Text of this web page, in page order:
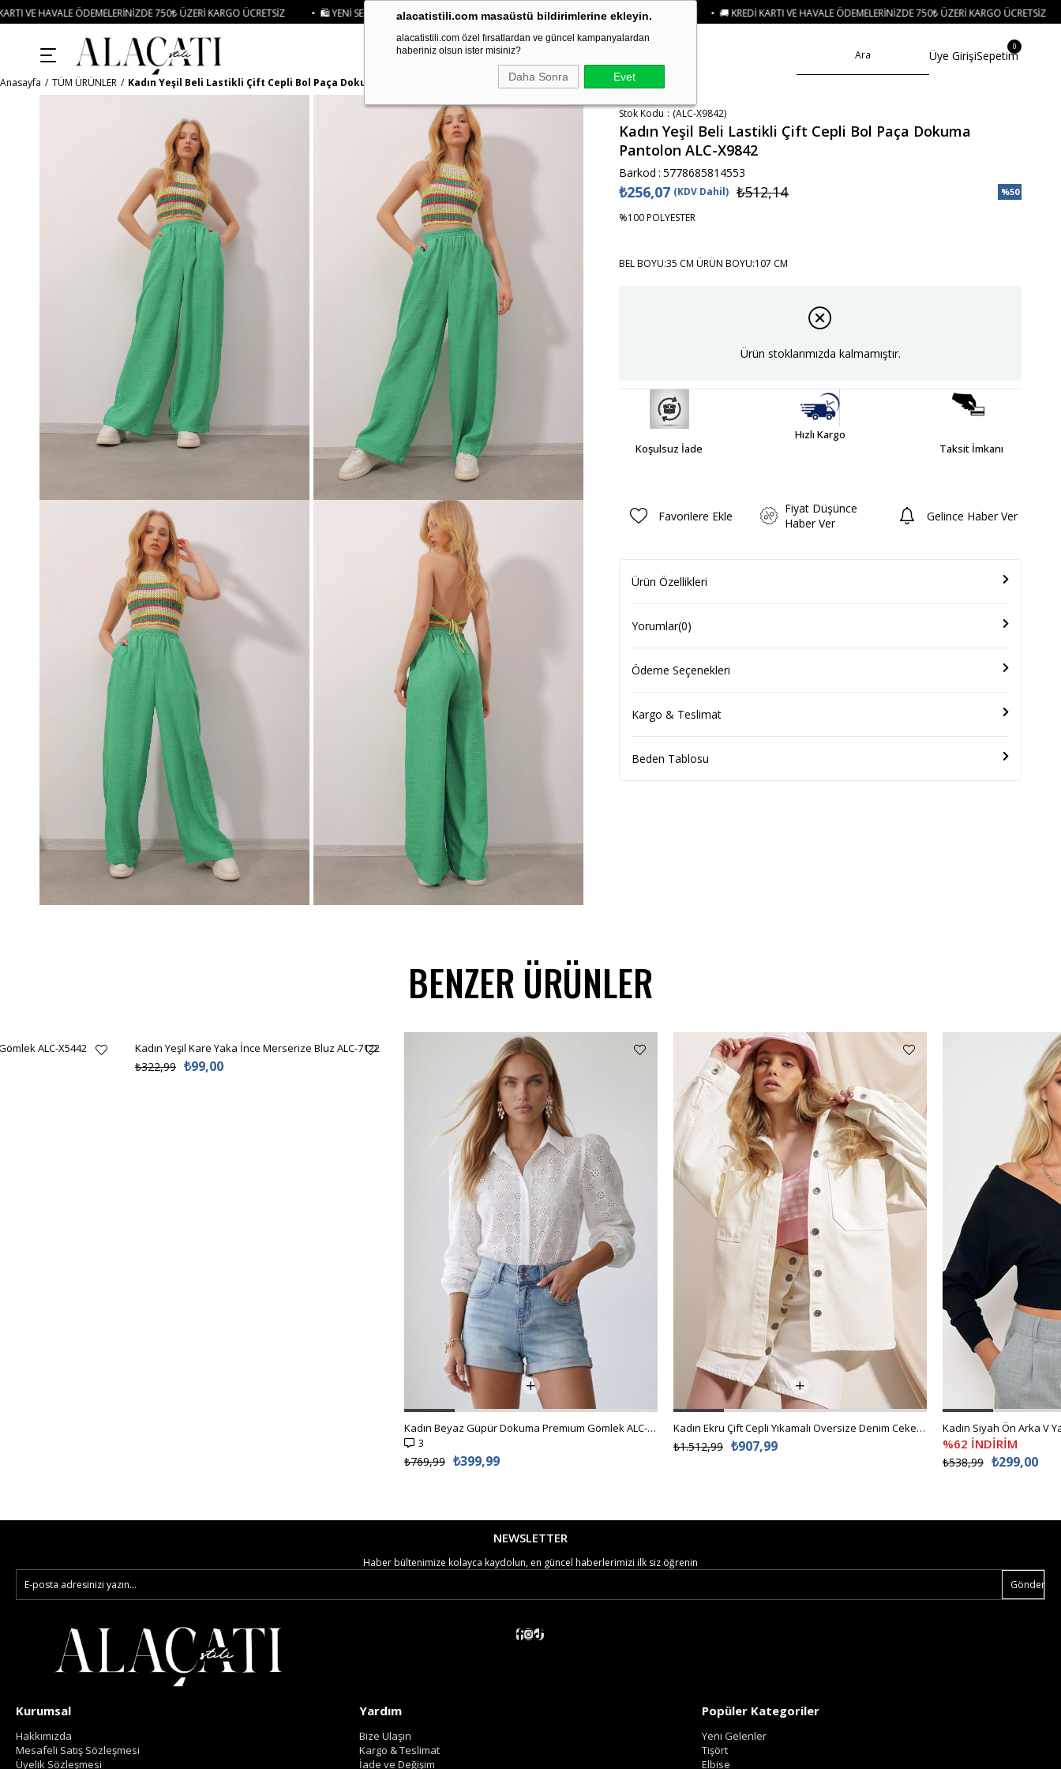
alacatistili.com masaüstü bildirimlerine ekleyin.
alacatistili.com özel fırsatlardan ve güncel kampanyalardan
haberiniz olsun ister misiniz?
Daha Sonra Evet
750₺ ÜZERI KARGO ÜCRETSIZ • 🛍️ YENI SEZON ÜRÜNLERINDE 2 ÜRÜN VE ÜZERI SIPARIŞLERDE SEPETTE%15 İNDIRIM • 🚚 KREDI KARTI VE HAVALE ÖDEMELERINIZDE 750₺ ÜZERI KARGO ÜCRETSIZ • 🛍️ YENI SEZON
Üye GirişiSepetim
0
Anasayfa TÜM ÜRÜNLER Kadın Yeşil Beli Lastikli Çift Cepli Bol Paça Dokuma Pantolon ALC-X9842
Stok Kodu (ALC-X9842)
Kadın Yeşil Beli Lastikli Çift Cepli Bol Paça Dokuma
Pantolon ALC-X9842
Barkod : 5778685814553
%50
₺512,14
₺256,07 (KDV Dahil)
%100 POLYESTER
BEL BOYU:35 CM ÜRÜN BOYU:107 CM
Ürün stoklarımızda kalmamıştır.
Koşulsuz İade
Hızlı Kargo
Taksit İmkanı
Favorilere Ekle
Fiyat Düşünce
Haber Ver
Gelince Haber Ver
Ürün Özellikleri
Yorumlar(0)
Ödeme Seçenekleri
Kargo & Teslimat
Beden Tablosu
BENZER ÜRÜNLER
ALC-X5442 Kadın Yeşil Kare Yaka İnce Merserize Bluz ALC-7122
₺99,00
₺322,99
Kadın Beyaz Güpür Dokuma Premıum Gömlek ALC-X4366
3
₺399,99
₺769,99
Kadın Ekru Çift Cepli Yıkamalı Oversize Denim Ceket ALC-X8152
₺907,99
₺1.512,99 %62 İNDİRİM
₺299,00
₺538,99
NEWSLETTER
Haber bültenimize kolayca kaydolun, en güncel haberlerimizi ilk siz öğrenin
Gönder
Kurumsal
Hakkımızda
Mesafeli Satış Sözleşmesi
Üyelik Sözleşmesi
Yardım
Bize Ulaşın
Kargo & Teslimat
İade ve Değişim
Popüler Kategoriler
Yeni Gelenler
Tişört
Elbise